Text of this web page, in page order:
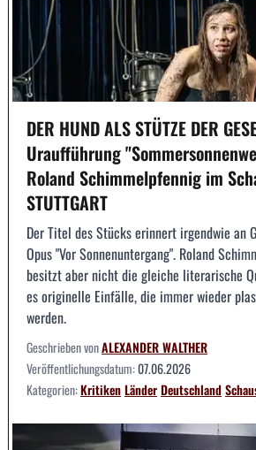
DER HUND ALS STÜTZE DER
Uraufführung
Roland Schimmelpfennig im
STUTTGART
Der Titel des Stücks erinnert irgendwie an
Opus "Vor Sonnenuntergang". Roland
besitzt aber nicht die gleiche literarische
es originelle Einfälle, die immer wieder
werden.
Geschrieben vonALEXANDER WALTHER
Veröffentlichungsdatum:07.06.2026
Kategorien:KritikenLänderDeutschland